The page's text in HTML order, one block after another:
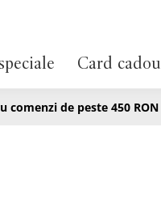
Card cadou
comenzi de peste 450 RON